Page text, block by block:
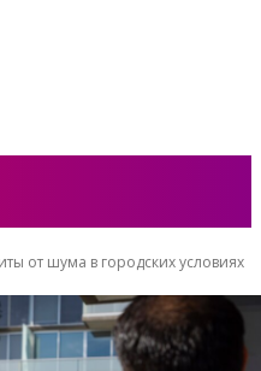
от шума в городских условиях